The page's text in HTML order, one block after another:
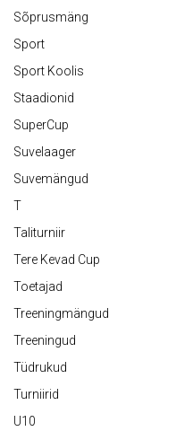
Sõprusmäng
Sport
Sport Koolis
Staadionid
SuperCup
Suvelaager
Suvemängud
T
Taliturniir
Tere Kevad Cup
Toetajad
Treeningmängud
Treeningud
Tüdrukud
Turniirid
U10